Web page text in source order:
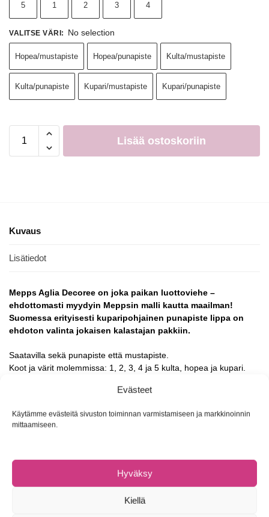
Evästeet
Käytämme evästeitä sivuston toiminnan varmistamiseen ja markkinoinnin
mittaamiseen.
Hyväksy
Kiellä
5 1 2 3 4
VALITSE VÄRI : No selection
Hopea/mustapiste Hopea/punapiste Kulta/mustapiste
Kulta/punapiste Kupari/mustapiste Kupari/punapiste
Lisää ostoskoriin
Kuvaus
Lisätiedot
Mepps Aglia Decoree on joka paikan luottoviehe –
ehdottomasti myydyin Meppsin malli kautta maailman!
Suomessa erityisesti kuparipohjainen punapiste lippa on
ehdoton valinta jokaisen kalastajan pakkiin.
Saatavilla sekä punapiste että mustapiste.
Koot ja värit molemmissa: 1, 2, 3, 4 ja 5 kulta, hopea ja kupari.
Aglia on aito ja alkuperäinen Meppsin malli, jolla on saatu
Ahvenmatalikolta tunturipuroille – varmasti toimii!
Malli
Aglia Decoree koko 1